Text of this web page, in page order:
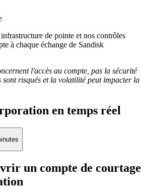
de pointe et nos contrôles
à chaque échange de Sandisk
l'accès au compte, pas la sécurité
sont risqués et la volatilité peut impacter la
en temps réel
un compte de courtage